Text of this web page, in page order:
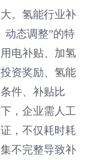
。氢能行业补
动态调整”的特
电补贴、加氢
资奖励、氢能
件、补贴比
，企业需人工
，不仅耗时耗
不完整导致补